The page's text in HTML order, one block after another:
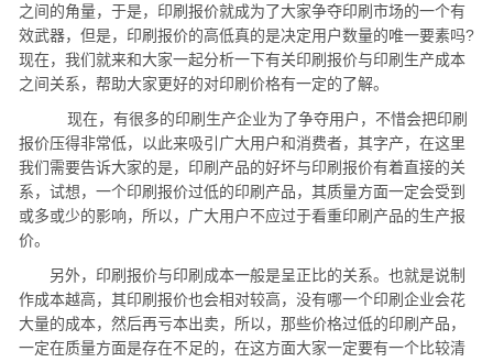
之间的角量，于是，印刷报价就成为了大家争夺印刷市场的一个有
效武器，但是，印刷报价的高低真的是决定用户数量的唯一要素吗?
现在，我们就来和大家一起分析一下有关印刷报价与印刷生产成本
之间关系，帮助大家更好的对印刷价格有一定的了解。
现在，有很多的印刷生产企业为了争夺用户，不惜会把印刷
报价压得非常低，以此来吸引广大用户和消费者，其字产，在这里
我们需要告诉大家的是，印刷产品的好坏与印刷报价有着直接的关
系，试想，一个印刷报价过低的印刷产品，其质量方面一定会受到
或多或少的影响，所以，广大用户不应过于看重印刷产品的生产报
价。
另外，印刷报价与印刷成本一般是呈正比的关系。也就是说制
作成本越高，其印刷报价也会相对较高，没有哪一个印刷企业会花
大量的成本，然后再亏本出卖，所以，那些价格过低的印刷产品，
一定在质量方面是存在不足的，在这方面大家一定要有一个比较清